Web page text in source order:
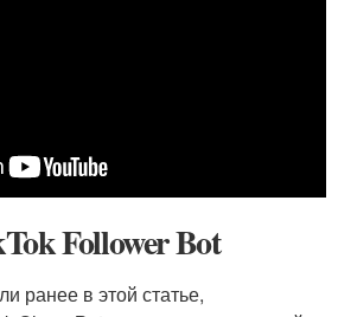
Follower Bot
ранее в этой статье,